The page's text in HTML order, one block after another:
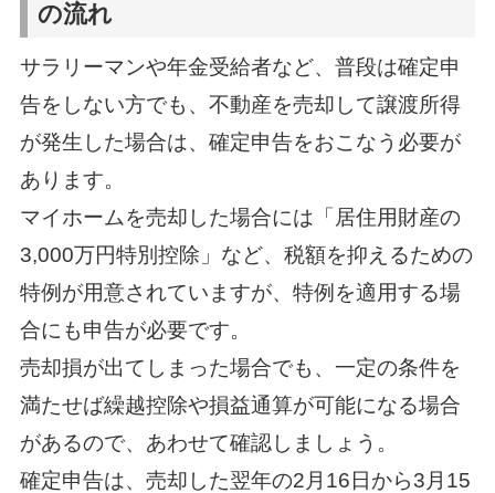
の流れ
サラリーマンや年金受給者など、普段は確定申
告をしない方でも、不動産を売却して譲渡所得
が発生した場合は、確定申告をおこなう必要が
あります。
マイホームを売却した場合には「居住用財産の
3,000万円特別控除」など、税額を抑えるための
特例が用意されていますが、特例を適用する場
合にも申告が必要です。
売却損が出てしまった場合でも、一定の条件を
満たせば繰越控除や損益通算が可能になる場合
があるので、あわせて確認しましょう。
確定申告は、売却した翌年の2月16日から3月15